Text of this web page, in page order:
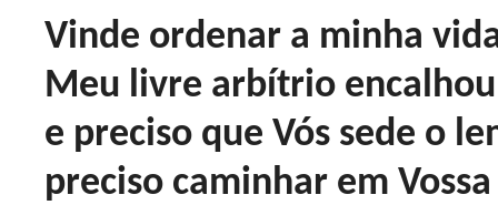
Vinde ordenar a minha
Meu livre arbítrio encalhou
e preciso que Vós sede o
preciso caminhar em